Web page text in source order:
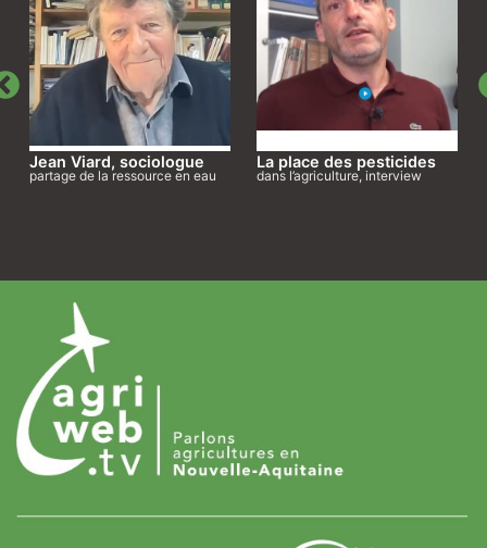
Jean Viard, sociologue
partage de la ressource en eau
La place des pesticides
dans l’agriculture, interview